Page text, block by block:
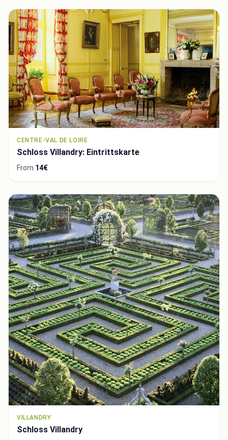
CENTRE-VAL DE LOIRE
Schloss Villandry: Eintrittskarte
From 14€
VILLANDRY
Schloss Villandry